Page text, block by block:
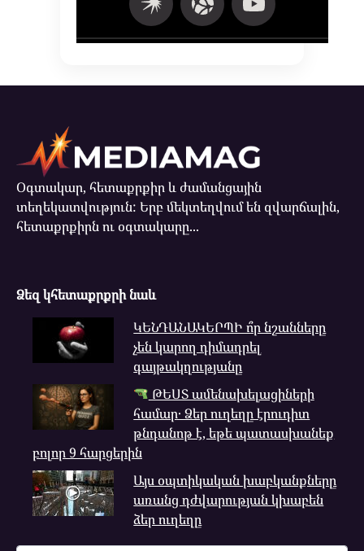
Օգտակար, հետաքրքիր և ժամանցային
տեղեկատվություն: Երբ մեկտեղվում են զվարճալին,
հետաքրքիրն ու օգտակարը...
Ձեզ կհետաքրքրի նաև
ԿԵՆԴԱՆԱԿԵՐՊԻ ո՞ր նշանները
չեն կարող դիմադրել
գայթակղությանը
ԹԵՍՏ ամենախելացիների
համար․ Ձեր ուղեղը էրուդիտ
թնդանոթ է, եթե պատասխանեք
բոլոր 9 հարցերին
Այս օպտիկական խաբկանքները
առանց դժվարության կխաբեն
ձեր ուղեղը